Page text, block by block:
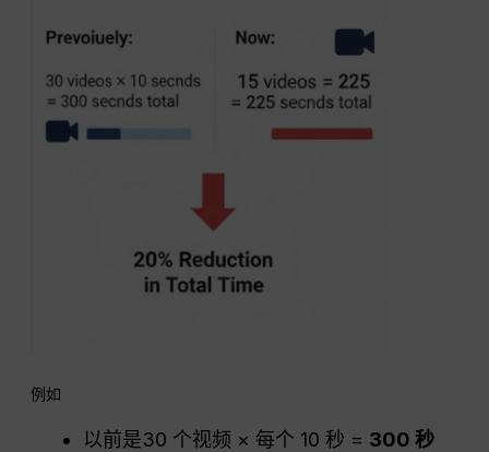
例如
以前是30 个视频 × 每个 10 秒 = 300 秒